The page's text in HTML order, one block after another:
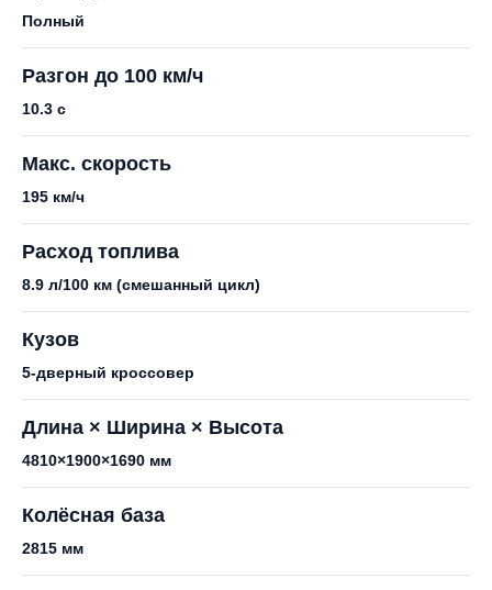
Полный
Разгон до 100 км/ч
10.3 с
Макс. скорость
195 км/ч
Расход топлива
8.9 л/100 км (смешанный цикл)
Кузов
5-дверный кроссовер
Длина × Ширина × Высота
4810×1900×1690 мм
Колёсная база
2815 мм